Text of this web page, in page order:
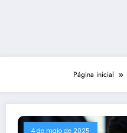
Página inicial
4 de maio de 2025